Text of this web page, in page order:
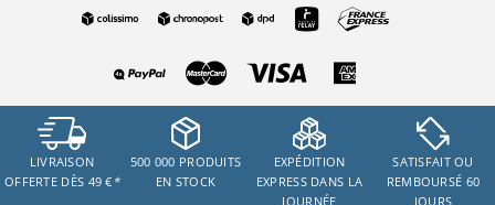
LIVRAISON
OFFERTE DÈS 49 € *
500 000 PRODUITS
EN STOCK
EXPÉDITION
EXPRESS DANS LA
JOURNÉE
SATISFAIT OU
REMBOURSÉ 60
JOURS